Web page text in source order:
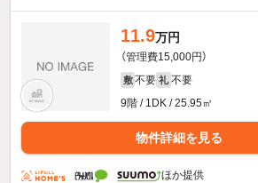
11.9万円
（管理費15,000円）
敷 不要 礼 不要
9階 / 1DK / 25.95㎡
物件詳細を見る
ほか提供